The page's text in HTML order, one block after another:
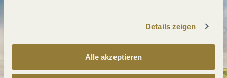
Details zeigen
Alle akzeptieren